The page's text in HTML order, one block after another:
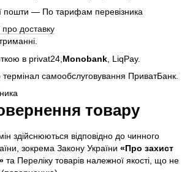
пошти — По тарифам перевізника
доставку
в privat24, Monobank LiqPay.
самообслуговування ПриватБанк.
товару
здійснюються відповідно до чинного
зокрема Закону України «Про захист
та Переліку товарів належної якості, що не